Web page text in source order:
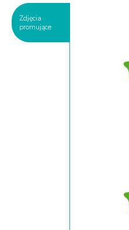
Zdjęcia
promujące